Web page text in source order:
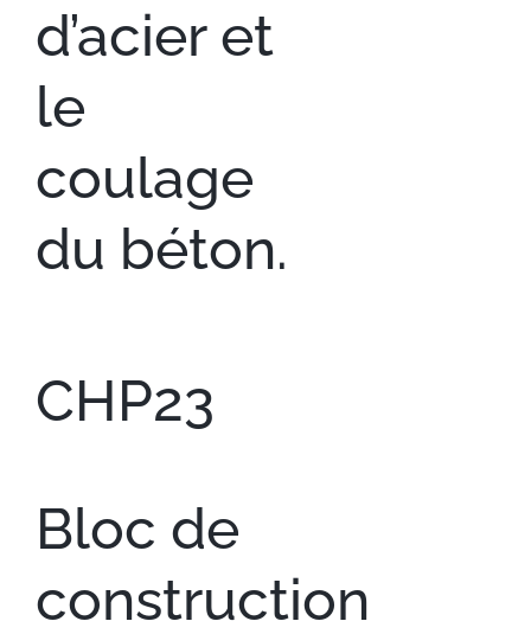
d’acier et
le
coulage
du béton.
CHP23
Bloc de
construction